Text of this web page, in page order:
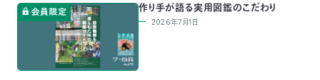
作り手が語る実用図鑑のこだわり
2026年7月1日